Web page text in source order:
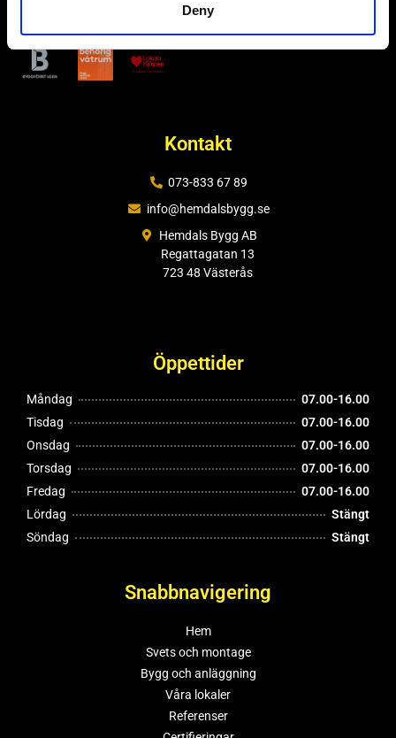
Deny
Kontakt
073-833 67 89
info@hemdalsbygg.se
Hemdals Bygg AB
Regattagatan 13
723 48 Västerås
Öppettider
Måndag
07.00-16.00
Tisdag
07.00-16.00
Onsdag
07.00-16.00
Torsdag
07.00-16.00
Fredag
07.00-16.00
Lördag
Stängt
Söndag
Stängt
Snabbnavigering
Hem
Svets och montage
Bygg och anläggning
Våra lokaler
Referenser